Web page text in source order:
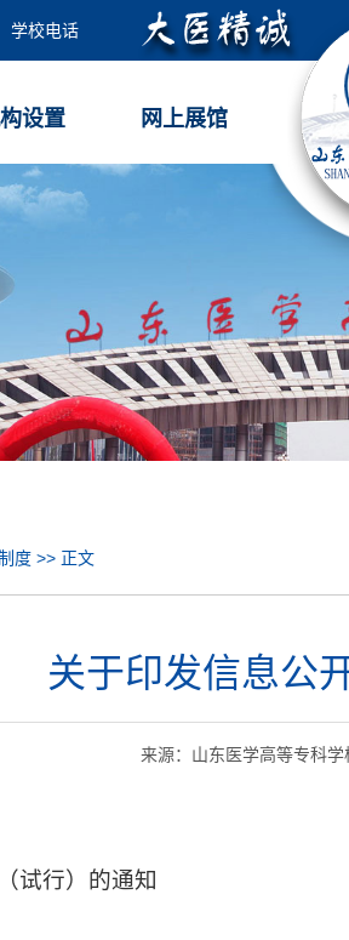
学校电话
设置 网上展馆
度 >> 正文
关于印发信息公
来源：山东医学高等专科
试行）的通知